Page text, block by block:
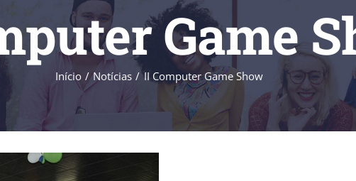
Game
Início Notícias II Computer Game Show